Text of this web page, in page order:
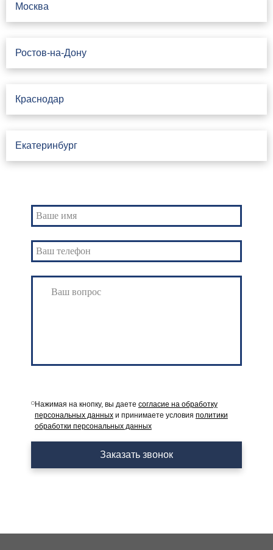
Москва
Ростов-на-Дону
Краснодар
Екатеринбург
Нажимая на кнопку, вы даете согласие на обработку
персональных данныхи принимаете условия политики
обработки персональных данных
Заказать звонок